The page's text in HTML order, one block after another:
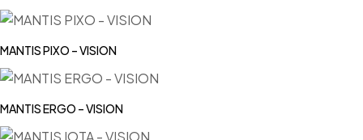
MANTIS PIXO – VISION
MANTIS ERGO – VISION